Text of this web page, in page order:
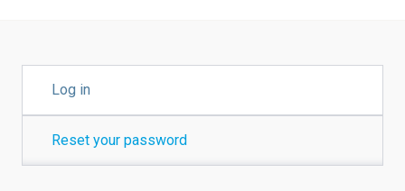
TABSLog in
Reset your password